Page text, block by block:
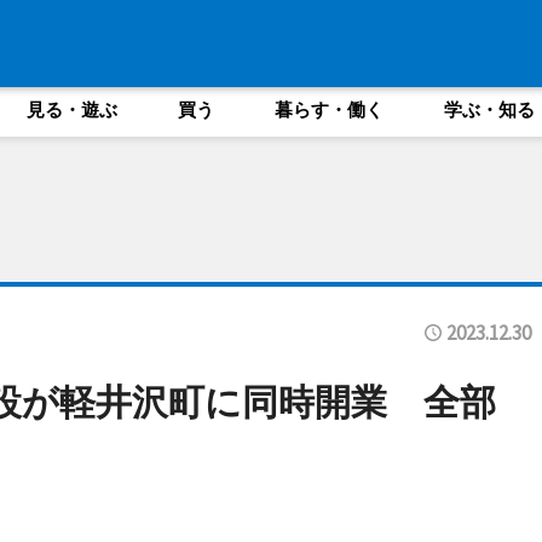
見る・遊ぶ 買う 暮らす・働く 学ぶ・知る
2023.12.30
が軽井沢町に同時開業 全部